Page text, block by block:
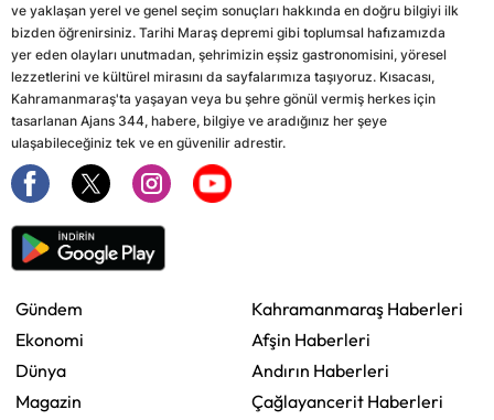
ve yaklaşan yerel ve genel seçim sonuçları hakkında en doğru bilgiyi ilk
bizden öğrenirsiniz. Tarihi Maraş depremi gibi toplumsal hafızamızda
yer eden olayları unutmadan, şehrimizin eşsiz gastronomisini, yöresel
lezzetlerini ve kültürel mirasını da sayfalarımıza taşıyoruz. Kısacası,
Kahramanmaraş'ta yaşayan veya bu şehre gönül vermiş herkes için
tasarlanan Ajans 344, habere, bilgiye ve aradığınız her şeye
ulaşabileceğiniz tek ve en güvenilir adrestir.
Gündem
Ekonomi
Dünya
Magazin
Kahramanmaraş Haberleri
Afşin Haberleri
Andırın Haberleri
Çağlayancerit Haberleri